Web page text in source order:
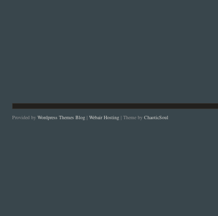
Provided by Wordpress Themes Blog | Webair Hosting | Theme by ChaoticSoul